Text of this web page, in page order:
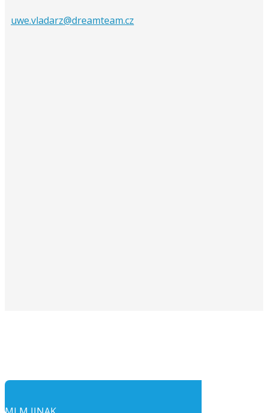
uwe.vladarz@dreamteam.cz